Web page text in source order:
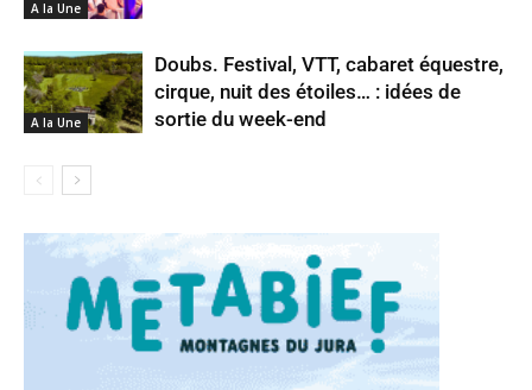
A la Une
A la Une
Doubs. Festival, VTT, cabaret équestre,
cirque, nuit des étoiles… : idées de
sortie du week-end